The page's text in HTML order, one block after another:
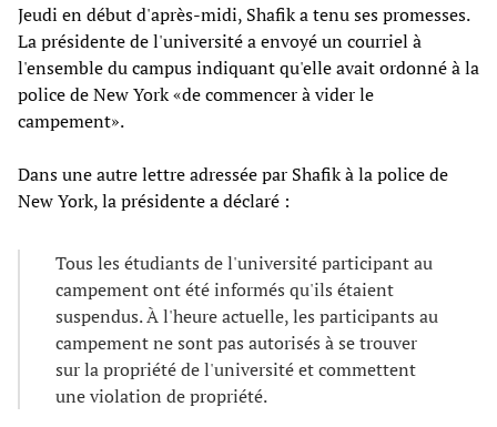
Jeudi en début d'après-midi, Shafik a tenu ses promesses.
La présidente de l'université a envoyé un courriel à
l'ensemble du campus indiquant qu'elle avait ordonné à la
police de New York «de commencer à vider le
campement».
Dans une autre lettre adressée par Shafik à la police de
New York, la présidente a déclaré :
Tous les étudiants de l'université participant au
campement ont été informés qu'ils étaient
suspendus. À l'heure actuelle, les participants au
campement ne sont pas autorisés à se trouver
sur la propriété de l'université et commettent
une violation de propriété.